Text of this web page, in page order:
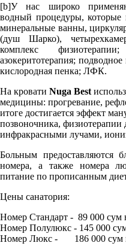
[b]У нас широко
водный процедуры, которые
минеральные ванны,
(душ Шарко),
комплекс
азокеритотерапия;
кислородная пенка; ЛФК.
На кровати Nuga Best
медицины: прогревание,
итоге достигается эффект
позвоночника,
инфракрасными лучами,
Больным предоставляются
номера, а также номера
питание по прописанным
Цены санатория:
Номер Стандарт - 89 000 сум
Номер Полулюкс - 145 000
Номер Люкс - 186 000 сум